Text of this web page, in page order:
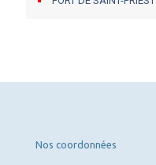
Nos coordonnées